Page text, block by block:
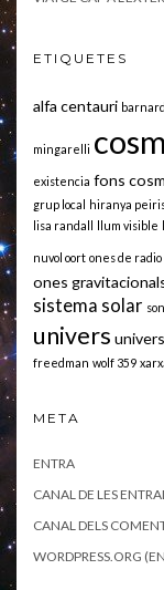
ETIQUETES
alfa centauri
mingarelli
existencia fons
grup local hiranya
lisa randall
llum visible
nuvol oort ones de radio
ones
sistema solar
univers
freedman wolf 359
META
ENTRA
CANAL DE LES
CANAL DELS
WORDPRESS.ORG